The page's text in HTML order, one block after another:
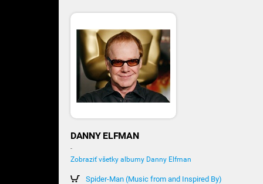
DANNY ELFMAN
-
Zobraziť všetky albumy Danny Elfman
Spider-Man (Music from and Inspired By)